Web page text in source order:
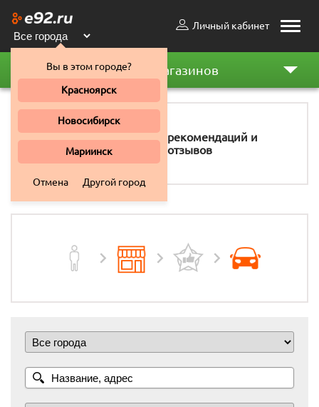
Toggle
Личный кабинет
Вы в этом городе?
Красноярск
Новосибирск
Мариинск
Отмена Другой город
Рейтинг магазинов
11 158
рекомендаций и
отзывов